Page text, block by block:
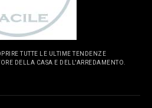
TUTTE LE ULTIME TENDENZE
DELLA CASA E DELL'ARREDAMENTO.